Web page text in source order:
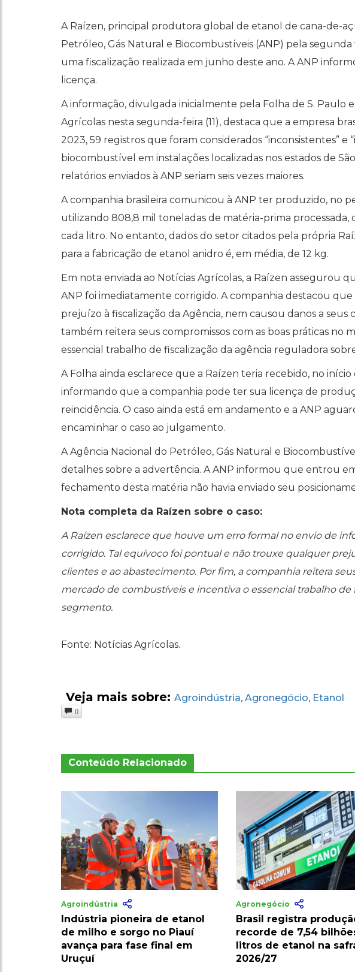
A Raízen, principal produtora global de etanol de cana-de-
Petróleo, Gás Natural e Biocombustíveis (ANP) pela
uma fiscalização realizada em junho deste ano. A ANP
licença.
A informação, divulgada inicialmente pela Folha de S.
Agrícolas nesta segunda-feira (11), destaca que a empresa
2023, 59 registros que foram considerados “inconsistentes”
biocombustível em instalações localizadas nos estados de
relatórios enviados à ANP seriam seis vezes maiores.
A companhia brasileira comunicou à ANP ter produzido, no
utilizando 808,8 mil toneladas de matéria-prima processada,
cada litro. No entanto, dados do setor citados pela própria
para a fabricação de etanol anidro é, em média, de 12 kg.
Em nota enviada ao Notícias Agrícolas, a Raízen assegurou
ANP foi imediatamente corrigido. A companhia destacou
prejuízo à fiscalização da Agência, nem causou danos a
também reitera seus compromissos com as boas práticas no
essencial trabalho de fiscalização da agência reguladora
A Folha ainda esclarece que a Raízen teria recebido, no
informando que a companhia pode ter sua licença de
reincidência. O caso ainda está em andamento e a ANP
encaminhar o caso ao julgamento.
A Agência Nacional do Petróleo, Gás Natural e
detalhes sobre a advertência. A ANP informou que entrou
fechamento desta matéria não havia enviado seu
Nota completa da Raízen sobre o caso:
A Raízen esclarece que houve um erro formal no envio de
corrigido. Tal equívoco foi pontual e não trouxe qualquer
clientes e ao abastecimento. Por fim, a companhia reitera
mercado de combustíveis e incentiva o essencial trabalho de
segmento.
Fonte: Notícias Agrícolas.
Veja mais sobre: Agroindústria, Agronegócio, Etanol
0
Conteúdo Relacionado
Agroindústria
Indústria pioneira de etanol
de milho e sorgo no Piauí
avança para fase final em
Uruçuí
Agronegócio
Brasil registra
recorde de 7,54
litros de etanol na
2026/27